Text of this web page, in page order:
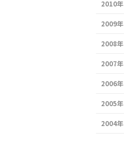
2010年
2009年
2008年
2007年
2006年
2005年
2004年